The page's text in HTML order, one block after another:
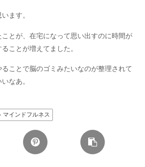
ます。
とが、在宅になって思い出すのに時間が
ことが増えてました。
ことで脳のゴミみたいなのが整理されて
なあ。
マインドフルネス